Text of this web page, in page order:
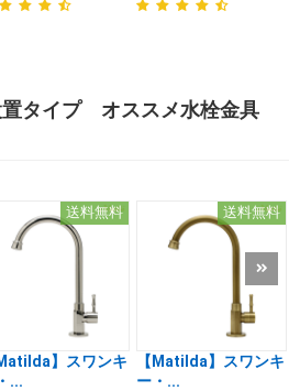
タイプ オススメ水栓金具
送料無料
Matilda】スワンキ
...
送料無料
【Matilda】スワンキ
ー・...